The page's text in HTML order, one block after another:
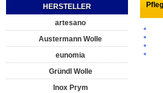
HERSTELLER
artesano
Austermann Wolle
eunomia
Gründl Wolle
Inox Prym